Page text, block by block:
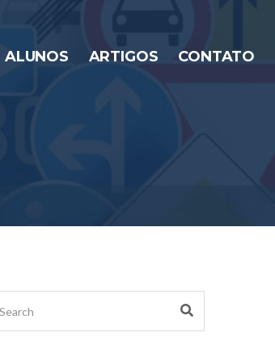
ALUNOS ARTIGOS CONTATO